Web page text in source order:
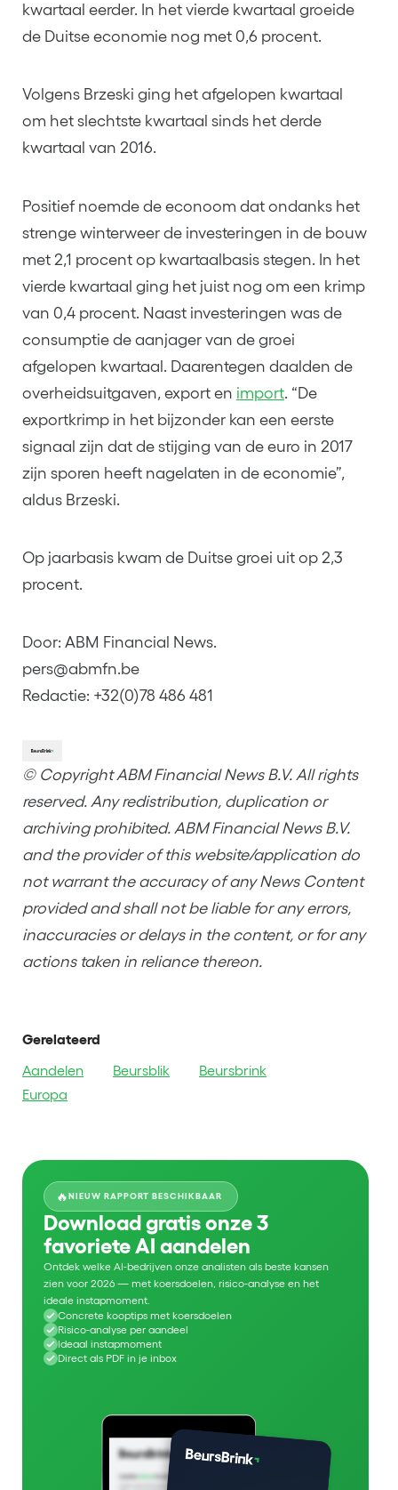
kwartaal eerder. In het vierde kwartaal groeide
de Duitse economie nog met 0,6 procent.
Volgens Brzeski ging het afgelopen kwartaal
om het slechtste kwartaal sinds het derde
kwartaal van 2016.
Positief noemde de econoom dat ondanks het
strenge winterweer de investeringen in de bouw
met 2,1 procent op kwartaalbasis stegen. In het
vierde kwartaal ging het juist nog om een krimp
van 0,4 procent. Naast investeringen was de
consumptie de aanjager van de groei
afgelopen kwartaal. Daarentegen daalden de
overheidsuitgaven, export en import. “De
exportkrimp in het bijzonder kan een eerste
signaal zijn dat de stijging van de euro in 2017
zijn sporen heeft nagelaten in de economie”,
aldus Brzeski.
Op jaarbasis kwam de Duitse groei uit op 2,3
procent.
Door: ABM Financial News.
pers@abmfn.be
Redactie: +32(0)78 486 481
© Copyright ABM Financial News B.V. All rights
reserved. Any redistribution, duplication or
archiving prohibited. ABM Financial News B.V.
and the provider of this website/application do
not warrant the accuracy of any News Content
provided and shall not be liable for any errors,
inaccuracies or delays in the content, or for any
actions taken in reliance thereon.
Gerelateerd
Aandelen
Beursblik
Beursbrink
Europa
🔥NIEUW RAPPORT BESCHIKBAAR
Download gratis onze 3
favoriete AI aandelen
Ontdek welke AI-bedrijven onze analisten als beste kansen
zien voor 2026 — met koersdoelen, risico-analyse en het
ideale instapmoment.
Concrete kooptips met koersdoelen
Risico-analyse per aandeel
Ideaal instapmoment
Direct als PDF in je inbox